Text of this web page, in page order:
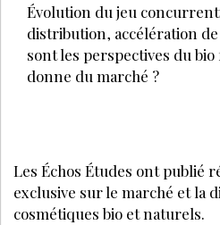
Évolution du jeu
distribution, accélération
sont les perspectives du bio
donne du marché ?
Les Échos Études ont publié
exclusive sur le marché et la
cosmétiques bio et naturels.